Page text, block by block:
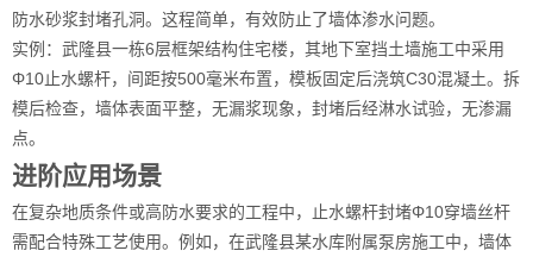
防水砂浆封堵孔洞。这程简单，有效防止了墙体渗水问题。
实例：武隆县一栋6层框架结构住宅楼，其地下室挡土墙施工中采用
Φ10止水螺杆，间距按500毫米布置，模板固定后浇筑C30混凝土。拆
模后检查，墙体表面平整，无漏浆现象，封堵后经淋水试验，无渗漏
点。
进阶应用场景
在复杂地质条件或高防水要求的工程中，止水螺杆封堵Φ10穿墙丝杆
需配合特殊工艺使用。例如，在武隆县某水库附属泵房施工中，墙体